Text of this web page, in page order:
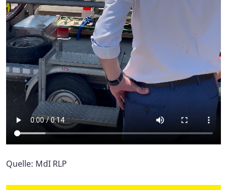
Quelle: MdI RLP